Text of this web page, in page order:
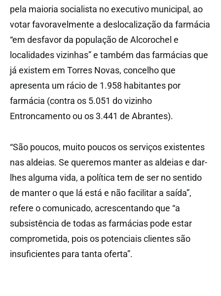
pela maioria socialista no executivo municipal, ao
votar favoravelmente a deslocalização da farmácia
“em desfavor da população de Alcorochel e
localidades vizinhas” e também das farmácias que
já existem em Torres Novas, concelho que
apresenta um rácio de 1.958 habitantes por
farmácia (contra os 5.051 do vizinho
Entroncamento ou os 3.441 de Abrantes).
“São poucos, muito poucos os serviços existentes
nas aldeias. Se queremos manter as aldeias e dar-
lhes alguma vida, a política tem de ser no sentido
de manter o que lá está e não facilitar a saída”,
refere o comunicado, acrescentando que “a
subsistência de todas as farmácias pode estar
comprometida, pois os potenciais clientes são
insuficientes para tanta oferta”.